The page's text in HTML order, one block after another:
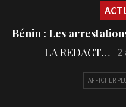
Bénin : Les
LA REDACTION 2
AFFICHER